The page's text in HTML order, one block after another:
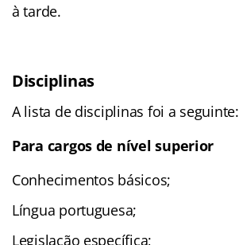
à tarde.
Disciplinas
A lista de disciplinas foi a seguinte:
Para cargos de nível superior
Conhecimentos básicos;
Língua portuguesa;
Legislação específica;